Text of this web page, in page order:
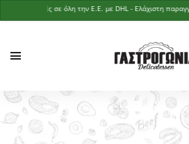
Αποστολές σε όλη την Ε.Ε. με DHL - Ελάχιστη